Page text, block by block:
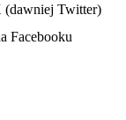
(dawniej Twitter)
Facebooku